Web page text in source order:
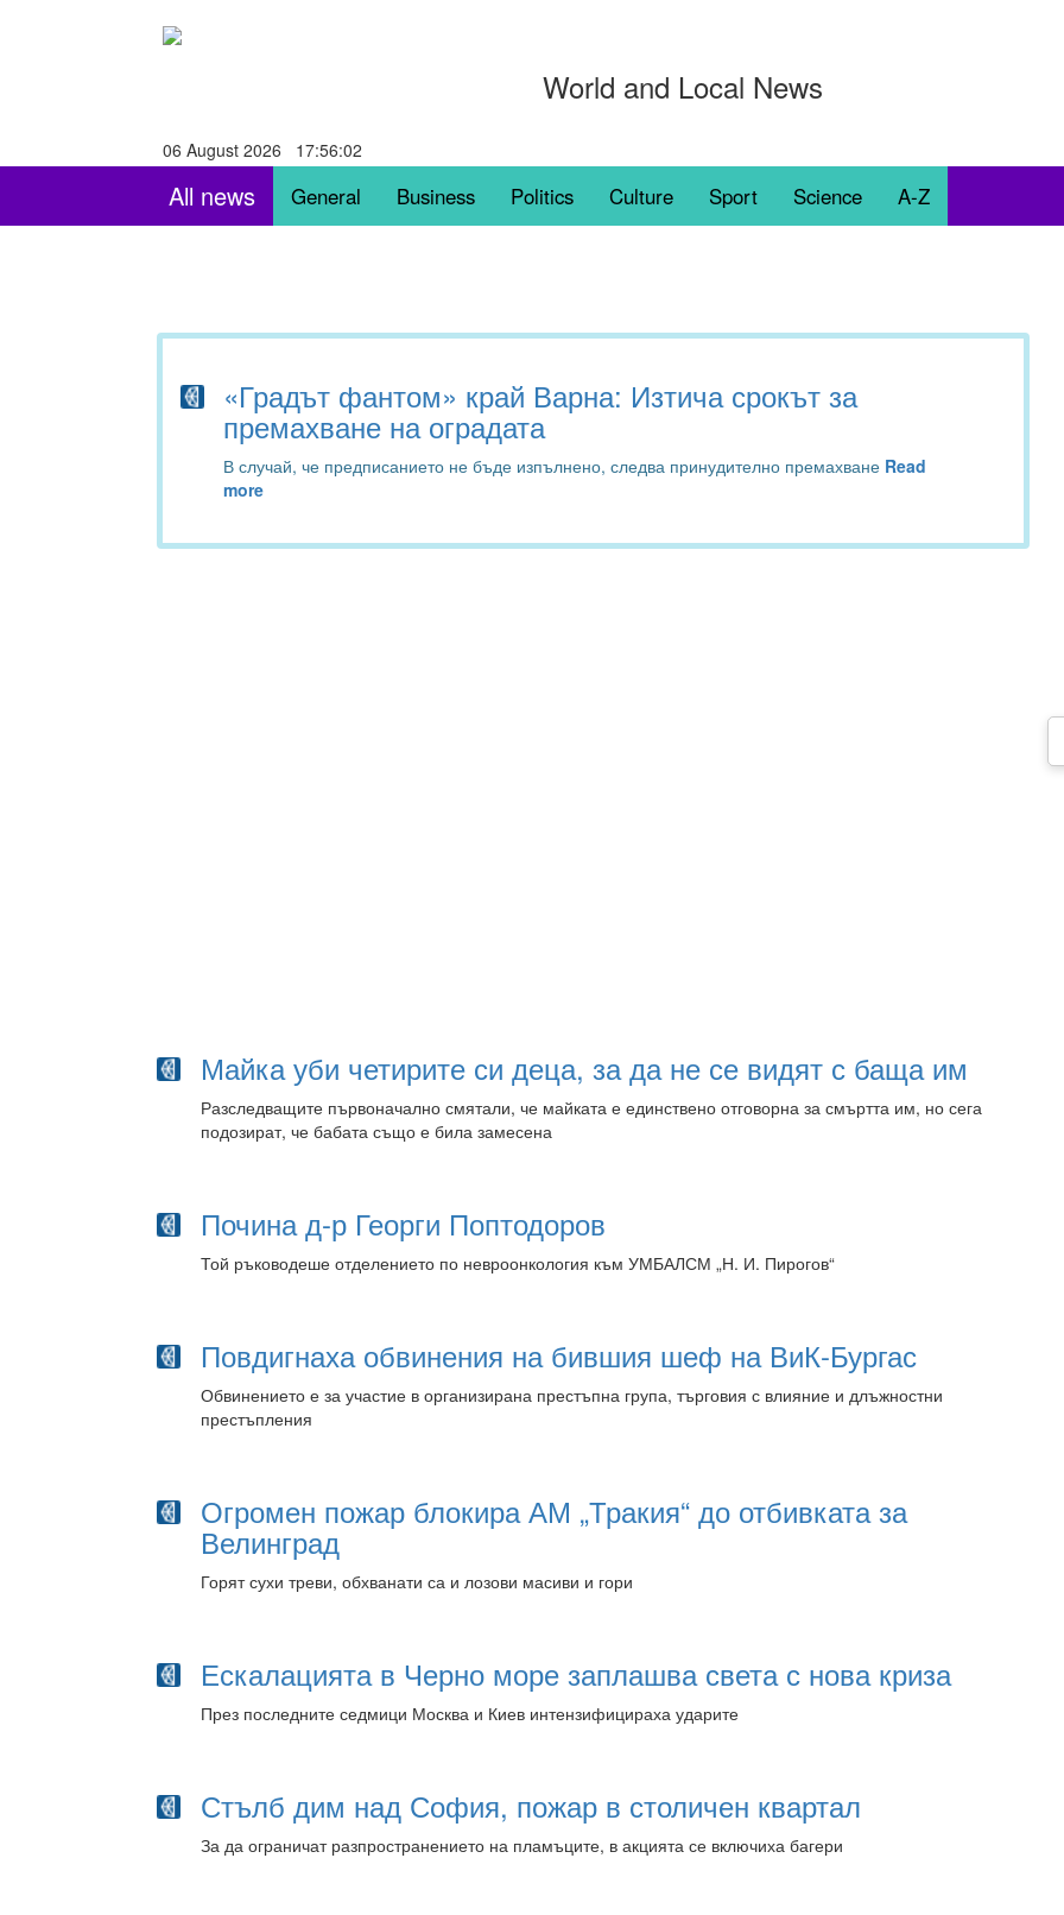
World and Local News
06 August 2026 17:56:03
All news General Business Politics Culture Sport Science A-Z
«Градът фантом» край Варна: Изтича срокът за
премахване на оградата
В случай, че предписанието не бъде изпълнено, следва принудително премахване Read
more
Майка уби четирите си деца, за да не се видят с баща им
Разследващите първоначално смятали, че майката е единствено отговорна за смъртта им, но сега
подозират, че бабата също е била замесена
Почина д-р Георги Поптодоров
Той ръководеше отделението по невроонкология към УМБАЛСМ „Н. И. Пирогов“
Повдигнаха обвинения на бившия шеф на ВиК-Бургас
Обвинението е за участие в организирана престъпна група, търговия с влияние и длъжностни
престъпления
Огромен пожар блокира АМ „Тракия“ до отбивката за
Велинград
Горят сухи треви, обхванати са и лозови масиви и гори
Ескалацията в Черно море заплашва света с нова криза
През последните седмици Москва и Киев интензифицираха ударите
Стълб дим над София, пожар в столичен квартал
За да ограничат разпространението на пламъците, в акцията се включиха багери